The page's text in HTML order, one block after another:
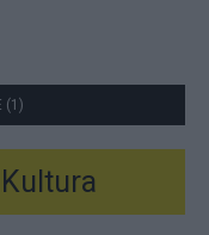
(1)
Kultura